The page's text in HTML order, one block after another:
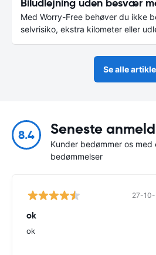
Med Worry-Free behøver du ikke
selvrisiko, ekstra kilometer eller
Se alle
8.4 Seneste
Kunder bedømmer os
bedømmelser
27-
ok
ok